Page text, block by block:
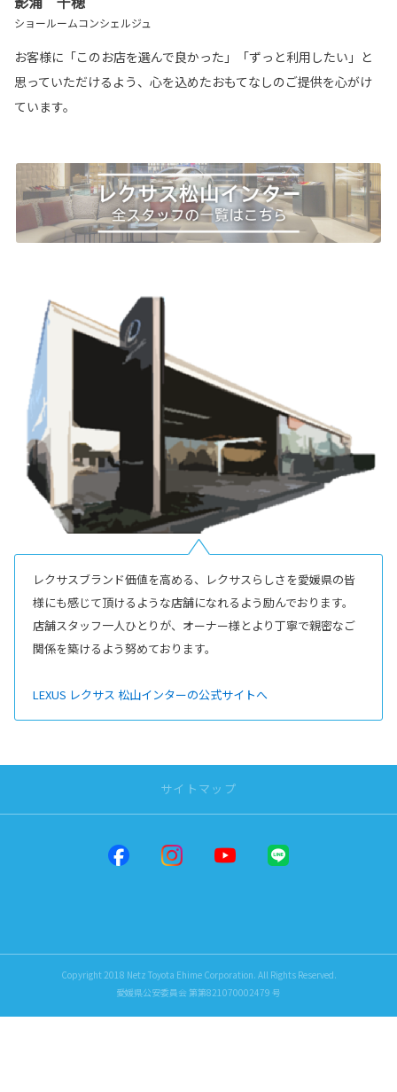
ショールームコンシェルジュ
お客様に「このお店を選んで良かった」「ずっと利用したい」と
思っていただけるよう、心を込めたおもてなしのご提供を心がけ
ています。
レクサスブランド価値を高める、レクサスらしさを愛媛県の皆
様にも感じて頂けるような店舗になれるよう励んでおります。
店舗スタッフ一人ひとりが、オーナー様とより丁寧で親密なご
関係を築けるよう努めております。
LEXUS レクサス 松山インターの公式サイトへ
サイトマップ
問屋町
新居浜
Copyright 2018 Netz Toyota Ehime Corporation. All Rights Reserved.
愛媛県公安委員会 第第821070002479 号